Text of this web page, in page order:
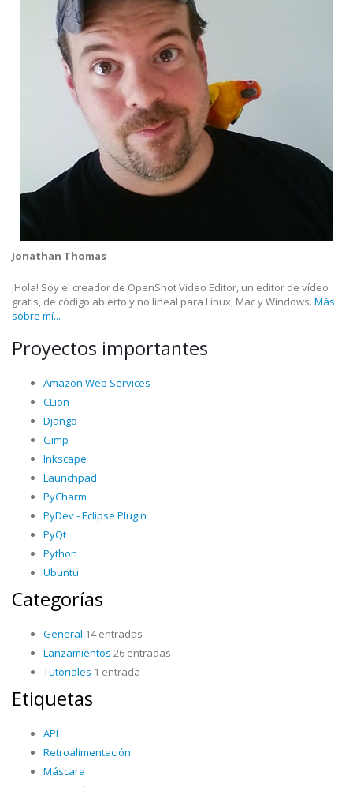
Jonathan Thomas
¡Hola! Soy el creador de OpenShot Video Editor, un editor de vídeo
gratis, de código abierto y no lineal para Linux, Mac y Windows. Más
sobre mí...
Proyectos importantes
Amazon Web Services
CLion
Django
Gimp
Inkscape
Launchpad
PyCharm
PyDev - Eclipse Plugin
PyQt
Python
Ubuntu
Categorías
General 14 entradas
Lanzamientos 26 entradas
Tutoriales 1 entrada
Etiquetas
API
Retroalimentación
Máscara